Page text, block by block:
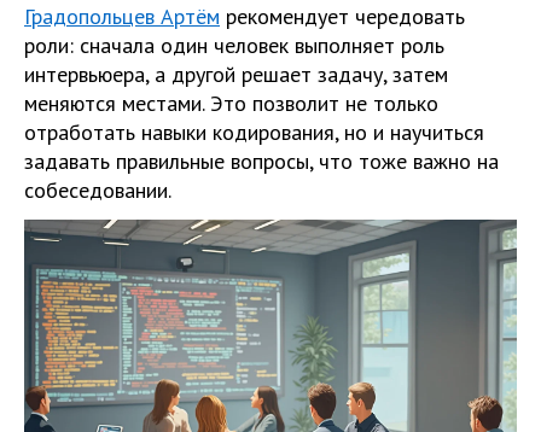
Градопольцев Артём рекомендует чередовать
роли: сначала один человек выполняет роль
интервьюера, а другой решает задачу, затем
меняются местами. Это позволит не только
отработать навыки кодирования, но и научиться
задавать правильные вопросы, что тоже важно на
собеседовании.